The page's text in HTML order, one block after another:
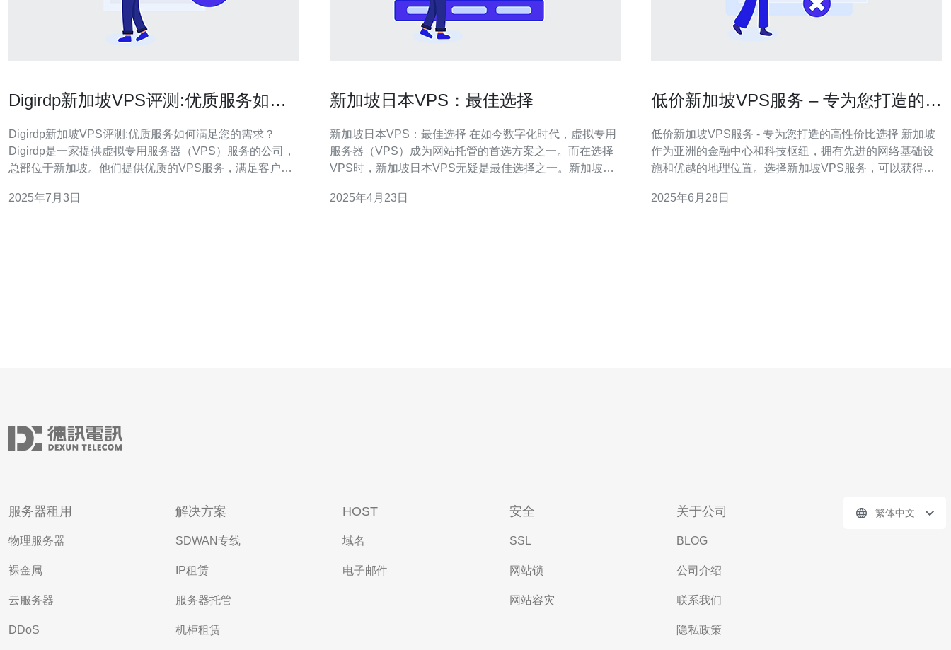
Digirdp新加坡VPS评测:优质服务如何
Digirdp新加坡VPS评测:优质服务如何满足您的需求？
Digirdp是一家提供虚拟专用服务器（VPS）服务的公司，
总部位于新加坡。他们提供优质的VPS服务，满足客户不
器 24/7技术支持 灵活的价格方案 多种操作系统选择
2025年7月3日
新加坡日本VPS：最佳选择
新加坡日本VPS：最佳选择 在如今数字化时代，虚拟专用
服务器（VPS）成为网站托管的首选方案之一。而在选择
VPS时，新加坡日本VPS无疑是最佳选择之一。新加坡日
网站访问速度。 新加坡日本VPS的网络连接稳定是其最大
2025年4月23日
低价新加坡VPS服务 – 专为您打造的高
低价新加坡VPS服务 - 专为您打造的高性价比选择 新加坡
作为亚洲的金融中心和科技枢纽，拥有先进的网络基础设
施和优越的地理位置。选择新加坡VPS服务，可以获得稳
提供的低价新加坡VPS服务，不仅价格实惠，还拥有强大
2025年6月28日
服务器租用
物理服务器
裸金属
云服务器
DDoS
解决方案
SDWAN专线
IP租赁
服务器托管
机柜租赁
HOST
域名
电子邮件
安全
SSL
网站锁
网站容灾
关于公司
BLOG
公司介绍
联系我们
隐私政策
繁体中文